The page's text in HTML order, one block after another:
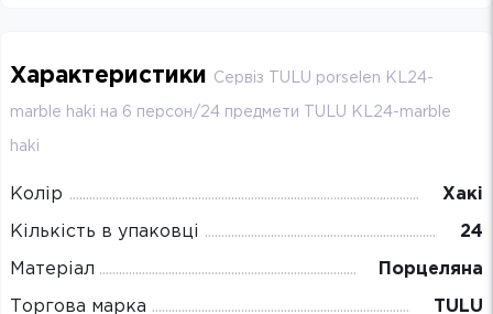
Характеристики Сервіз TULU porselen KL24-
marble haki на 6 персон/24 предмети TULU KL24-marble
haki
Колір Хакі
Кількість в упаковці 24
Матеріал Порцеляна
Торгова марка TULU